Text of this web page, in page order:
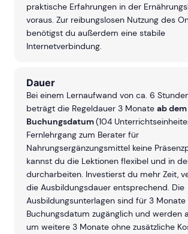
praktische Erfahrungen in der
voraus. Zur reibungslosen Nutzung des
benötigst du außerdem eine stabile
Internetverbindung.
Dauer
Bei einem Lernaufwand von ca. 6
beträgt die Regeldauer 3 Monate ab dem
Buchungsdatum(104
Fernlehrgang zum Berater für
Nahrungsergänzungsmittel keine
kannst du die Lektionen flexibel und in
durcharbeiten. Investierst du mehr Zeit,
die Ausbildungsdauer entsprechend. Die
Ausbildungsunterlagen sind für 3
Buchungsdatum zugänglich und werden
um weitere 3 Monate ohne zusätzliche